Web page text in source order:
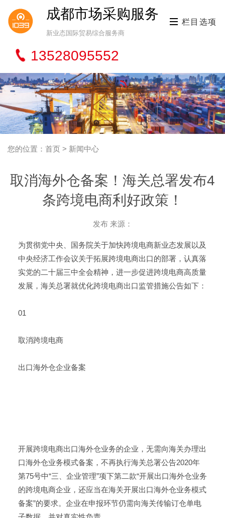
成都市场采购服务
新业态国际贸易综合服务商
栏目选项
13528095552
您的位置：首页 > 新闻中心
取消海外仓备案！海关总署发布4
条跨境电商利好政策！
发布 来源：
为贯彻党中央、国务院关于加快跨境电商新业态发展以及
中央经济工作会议关于拓展跨境电商出口的部署，认真落
实党的二十届三中全会精神，进一步促进跨境电商高质量
发展，海关总署就优化跨境电商出口监管措施公告如下：
01
取消跨境电商
出口海外仓企业备案
开展跨境电商出口海外仓业务的企业，无需向海关办理出
口海外仓业务模式备案，不再执行海关总署公告2020年
第75号中“三、企业管理”项下第二款“开展出口海外仓业务
的跨境电商企业，还应当在海关开展出口海外仓业务模式
备案”的要求。企业在申报环节仍需向海关传输订仓单电